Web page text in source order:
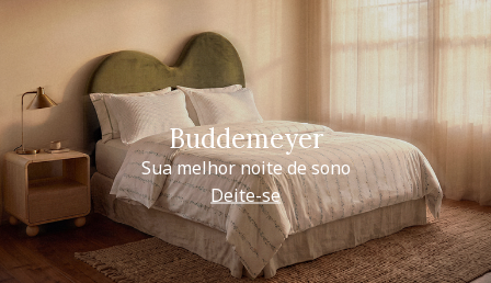
Buddemeyer
Sua melhor noite de sono
Deite-se